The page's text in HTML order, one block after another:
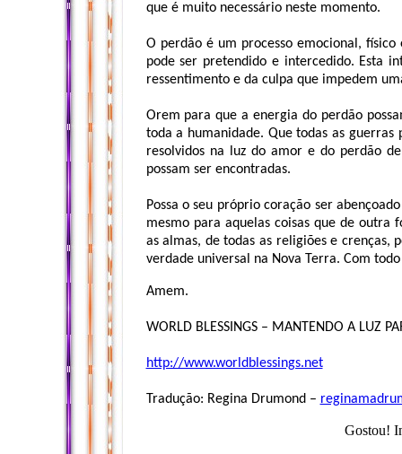
que é muito necessário neste momento.
O perdão é um processo emocional,
pode ser pretendido e intercedido. Esta
ressentimento e da culpa que impedem
Orem para que a energia do perdão
toda a humanidade. Que todas as guerras
resolvidos na luz do amor e do perdão
possam ser encontradas.
Possa o seu próprio coração ser
mesmo para aquelas coisas que de outra
as almas, de todas as religiões e crenças,
verdade universal na Nova Terra. Com
Amem.
WORLD BLESSINGS – MANTENDO A LUZ
http://www.worldblessings.net
Tradução: Regina Drumond –
Gostou!